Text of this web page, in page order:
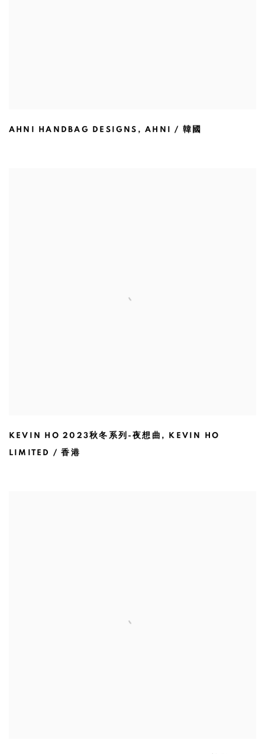
AHNI HANDBAG DESIGNS ,AHNI / 韓國
KEVIN HO 2023秋冬系列-夜想曲 , KEVIN HO
LIMITED / 香港